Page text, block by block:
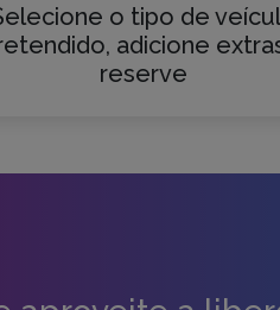
o tipo de
adicione
reserve